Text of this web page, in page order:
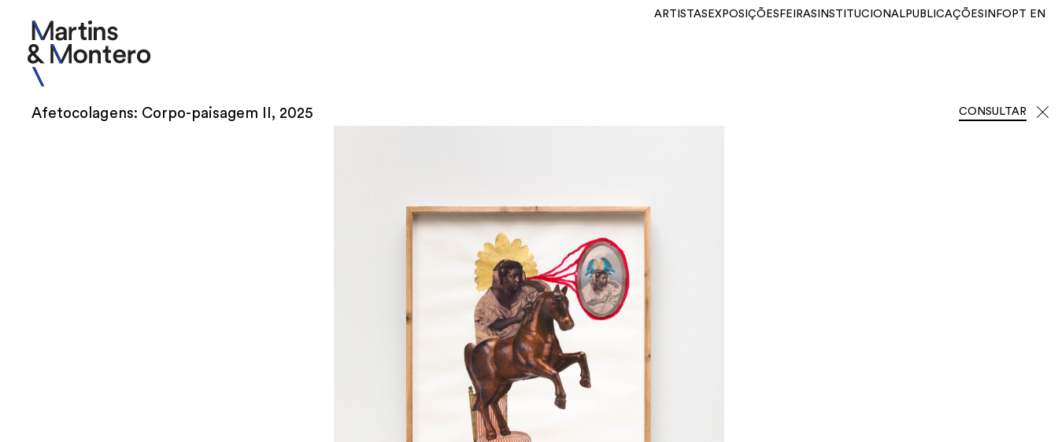
ARTISTAS EXPOSIÇÕES FEIRAS INSTITUCIONAL PUBLICAÇÕES INFO PT EN
Afetocolagens: Corpo-paisagem II, 2025 CONSULTAR